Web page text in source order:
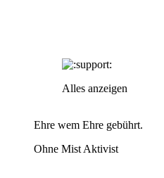
Alles anzeigen
Ehre wem Ehre gebührt.
Ohne Mist Aktivist